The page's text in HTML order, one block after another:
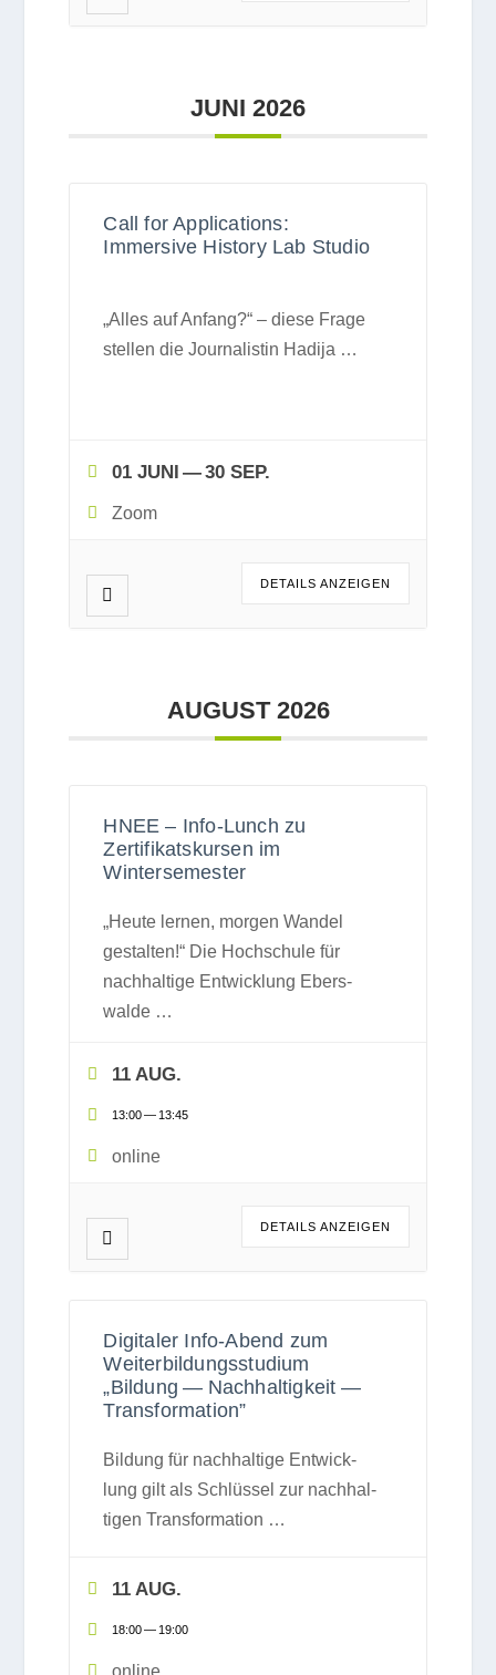
JUNI 2026
Call for Applications:
Immersive History Lab Studio
„Alles auf Anfang?“ – diese Frage
stel­len die Jour­na­lis­tin Hadija …
01 JUNI — 30 SEP.
Zoom
DETAILS ANZEI­GEN
AUGUST 2026
HNEE – Info-Lunch zu
Zertifikatskursen im
Wintersemester
„Heute ler­nen, mor­gen Wan­del
gestal­ten!“ Die Hoch­schule für
nach­hal­tige Ent­wick­lung Ebers­
walde …
11 AUG.
13:00— 13:45
online
DETAILS ANZEI­GEN
Digitaler Info-Abend zum
Weiterbildungsstudium
„Bildung — Nachhaltigkeit —
Transformation”
Bil­dung für nach­hal­tige Ent­wick­
lung gilt als Schlüs­sel zur nach­hal­
ti­gen Trans­for­ma­tion …
11 AUG.
18:00— 19:00
online